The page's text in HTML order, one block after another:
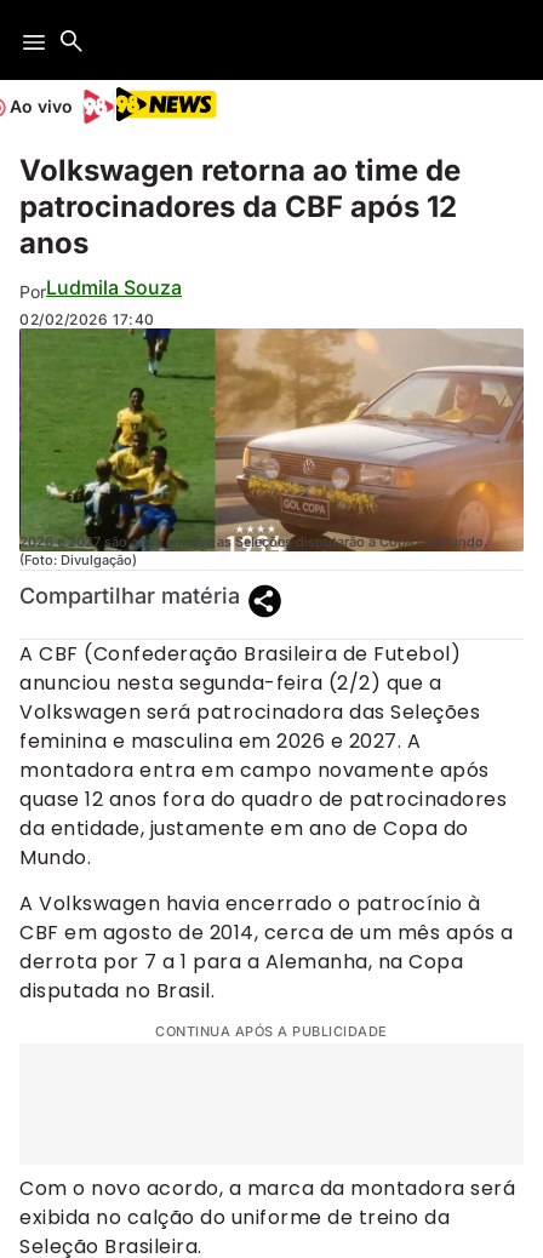
Ao vivo
Volkswagen retorna ao time de
patrocinadores da CBF após 12
anos
PorLudmila Souza
02/02/2026 17:40
2026 e 2027 são anos em que as Seleções disputarão a Copa do Mundo.
(Foto: Divulgação)
Compartilhar matéria
A CBF (Confederação Brasileira de Futebol)
anunciou nesta segunda-feira (2/2) que a
Volkswagen será patrocinadora das Seleções
feminina e masculina em 2026 e 2027. A
montadora entra em campo novamente após
quase 12 anos fora do quadro de patrocinadores
da entidade, justamente em ano de Copa do
Mundo.
A Volkswagen havia encerrado o patrocínio à
CBF em agosto de 2014, cerca de um mês após a
derrota por 7 a 1 para a Alemanha, na Copa
disputada no Brasil.
CONTINUA APÓS A PUBLICIDADE
Com o novo acordo, a marca da montadora será
exibida no calção do uniforme de treino da
Seleção Brasileira.